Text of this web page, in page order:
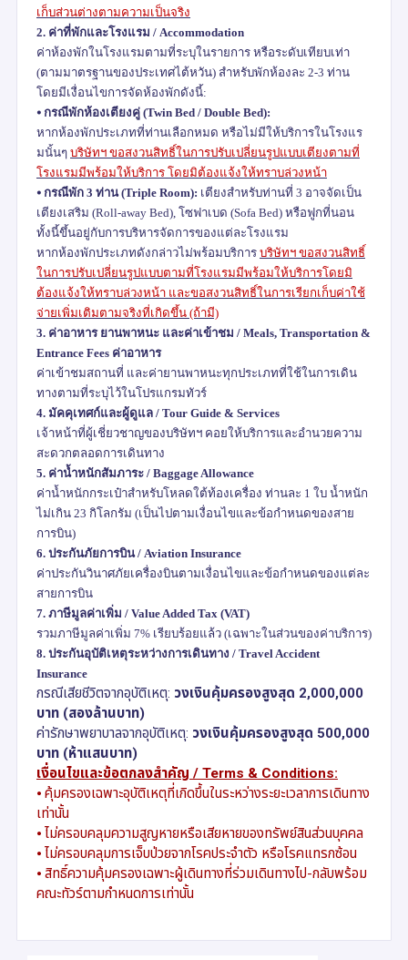
เก็บส่วนต่างตามความเป็นจริง
2. ค่าที่พักและโรงแรม / Accommodation
ค่าห้องพักในโรงแรมตามที่ระบุในรายการ หรือระดับเทียบเท่า
(ตามมาตรฐานของประเทศไต้หวัน) สำหรับพักห้องละ 2-3 ท่าน
โดยมีเงื่อนไขการจัดห้องพักดังนี้:
⦁ กรณีพักห้องเตียงคู่ (Twin Bed / Double Bed):
หากห้องพักประเภทที่ท่านเลือกหมด หรือไม่มีให้บริการในโรงแร
มนั้นๆ บริษัทฯ ขอสงวนสิทธิ์ในการปรับเปลี่ยนรูปแบบเตียงตามที่
โรงแรมมีพร้อมให้บริการ โดยมิต้องแจ้งให้ทราบล่วงหน้า
⦁ กรณีพัก 3 ท่าน (Triple Room): เตียงสำหรับท่านที่ 3 อาจจัดเป็น
เตียงเสริม (Roll-away Bed), โซฟาเบด (Sofa Bed) หรือฟูกที่นอน
ทั้งนี้ขึ้นอยู่กับการบริหารจัดการของแต่ละโรงแรม
หากห้องพักประเภทดังกล่าวไม่พร้อมบริการ บริษัทฯ ขอสงวนสิทธิ์
ในการปรับเปลี่ยนรูปแบบตามที่โรงแรมมีพร้อมให้บริการโดยมิ
ต้องแจ้งให้ทราบล่วงหน้า และขอสงวนสิทธิ์ในการเรียกเก็บค่าใช้
จ่ายเพิ่มเติมตามจริงที่เกิดขึ้น (ถ้ามี)
3. ค่าอาหาร ยานพาหนะ และค่าเข้าชม / Meals, Transportation &
Entrance Fees ค่าอาหาร
ค่าเข้าชมสถานที่ และค่ายานพาหนะทุกประเภทที่ใช้ในการเดิน
ทางตามที่ระบุไว้ในโปรแกรมทัวร์
4. มัคคุเทศก์และผู้ดูแล / Tour Guide & Services
เจ้าหน้าที่ผู้เชี่ยวชาญของบริษัทฯ คอยให้บริการและอำนวยความ
สะดวกตลอดการเดินทาง
5. ค่าน้ำหนักสัมภาระ / Baggage Allowance
ค่าน้ำหนักกระเป๋าสำหรับโหลดใต้ท้องเครื่อง ท่านละ 1 ใบ น้ำหนัก
ไม่เกิน 23 กิโลกรัม (เป็นไปตามเงื่อนไขและข้อกำหนดของสาย
การบิน)
6. ประกันภัยการบิน / Aviation Insurance
ค่าประกันวินาศภัยเครื่องบินตามเงื่อนไขและข้อกำหนดของแต่ละ
สายการบิน
7. ภาษีมูลค่าเพิ่ม / Value Added Tax (VAT)
รวมภาษีมูลค่าเพิ่ม 7% เรียบร้อยแล้ว (เฉพาะในส่วนของค่าบริการ)
8. ประกันอุบัติเหตุระหว่างการเดินทาง / Travel Accident
Insurance
กรณีเสียชีวิตจากอุบัติเหตุ: วงเงินคุ้มครองสูงสุด 2,000,000
บาท (สองล้านบาท)
ค่ารักษาพยาบาลจากอุบัติเหตุ: วงเงินคุ้มครองสูงสุด 500,000
บาท (ห้าแสนบาท)
เงื่อนไขและข้อตกลงสำคัญ / Terms & Conditions:
⦁ คุ้มครองเฉพาะอุบัติเหตุที่เกิดขึ้นในระหว่างระยะเวลาการเดินทาง
เท่านั้น
⦁ ไม่ครอบคลุมความสูญหายหรือเสียหายของทรัพย์สินส่วนบุคคล
⦁ ไม่ครอบคลุมการเจ็บป่วยจากโรคประจำตัว หรือโรคแทรกซ้อน
⦁ สิทธิ์ความคุ้มครองเฉพาะผู้เดินทางที่ร่วมเดินทางไป-กลับพร้อม
คณะทัวร์ตามกำหนดการเท่านั้น